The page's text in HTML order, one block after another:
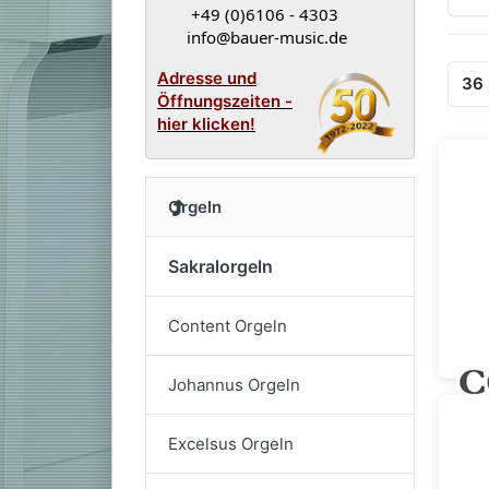
+49 (0)6106 - 4303
info@bauer-music.de
Adresse und
Öffnungszeiten -
hier klicken!
Orgeln
Sakralorgeln
Content Orgeln
Johannus Orgeln
Excelsus Orgeln
36